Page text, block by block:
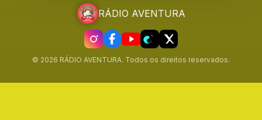
RÁDIO AVENTURA
© 2026 RÁDIO AVENTURA. Todos os direitos reservados.